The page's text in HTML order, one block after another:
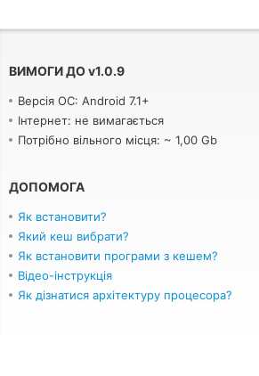
ВИМОГИ ДОv1.0.9
Версія ОС: Android 7.1+
Інтернет: не вимагається
Потрібно вільного місця: ~ 1,00 Gb
ДОПОМОГА
Як встановити?
Який кеш вибрати?
Як встановити програми з кешем?
Відео-інструкція
Як дізнатися архітектуру процесора?